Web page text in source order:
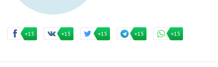
+15 +15 +15 +15 +15